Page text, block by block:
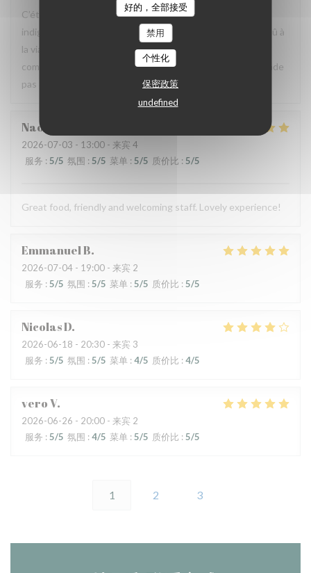
好的，全部接受
禁用
个性化
保密政策
undefined
C’était bon, mais suite à la soirée j’ai fait une violente
indigestion qui a nécessité un lavement. C’est sûrement dû à
la viande et au pain qui avaient un goût légèrement avarié,
comme si elle avait pris un coup de chaud. Je ne recommande
pas ce restaurant, mais je pense qu’il peut s’améliorer.
Naomi
2026-07-03 - 13:00 - 来宾 4
服务 : 5/5 氛围 : 5/5 菜单 : 5/5 质价比 : 5/5
Great food, friendly and welcoming staff. Lovely experience!
EmmanuelB
2026-07-04 - 19:00 - 来宾 2
服务 :5/5 氛围 :5/5 菜单 : 5/5 质价比 :5/5
NicolasD
2026-06-18 - 20:30 - 来宾 3
服务 : 5/5 氛围 : 5/5 菜单 : 4/5 质价比 : 4/5
veroV
2026-06-26 - 20:00 - 来宾 2
服务 : 5/5 氛围 : 4/5 菜单 : 5/5 质价比 : 5/5
1 2 3